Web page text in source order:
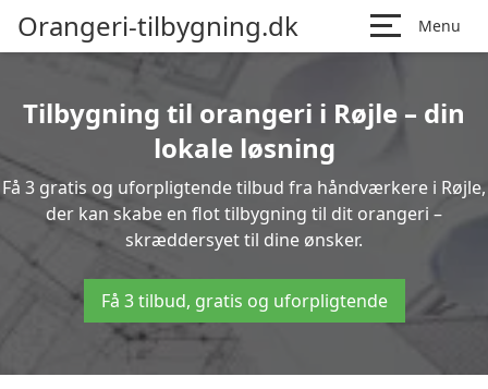
Orangeri-tilbygning.dk Menu
Tilbygning til orangeri i Røjle – din
lokale løsning
Få 3 gratis og uforpligtende tilbud fra håndværkere i Røjle,
der kan skabe en flot tilbygning til dit orangeri –
skræddersyet til dine ønsker.
Få 3 tilbud, gratis og uforpligtende